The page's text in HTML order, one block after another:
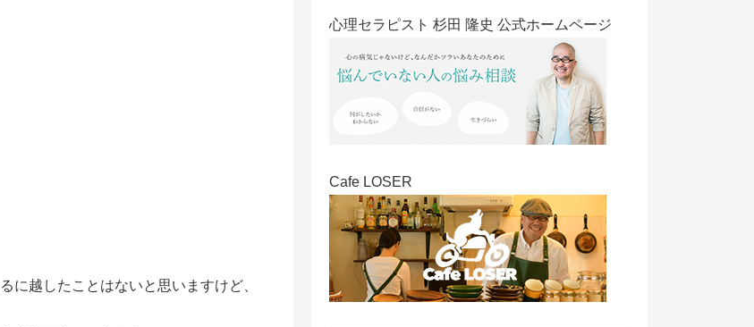
に越したことはないと思いますけど、
心理セラピスト 杉田 隆史 公式ホームページ
Cafe LOSER